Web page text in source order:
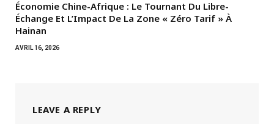
Économie Chine-Afrique : Le Tournant Du Libre-
Échange Et L’Impact De La Zone « Zéro Tarif » À
Hainan
AVRIL 16, 2026
LEAVE A REPLY